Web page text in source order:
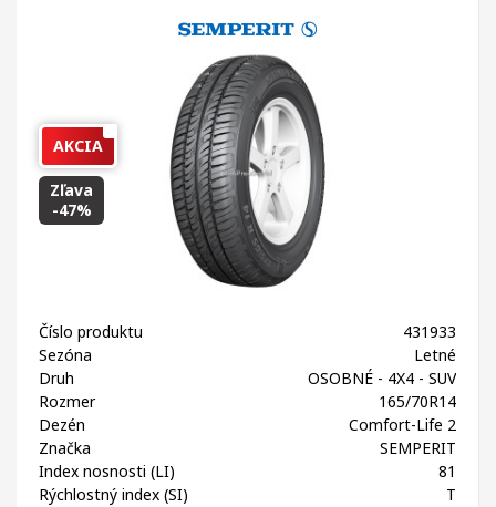
AKCIA
Zľava
-47%
Číslo produktu
431933
Sezóna
Letné
Druh
OSOBNÉ - 4X4 - SUV
Rozmer
165/70R14
Dezén
Comfort-Life 2
Značka
SEMPERIT
Index nosnosti (LI)
81
Rýchlostný index (SI)
T